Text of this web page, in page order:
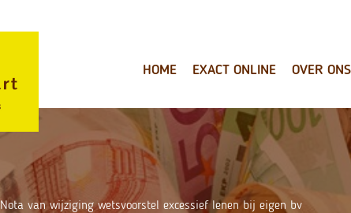
HOME EXACT ONLINE OVER ONS
Nota van wijziging wetsvoorstel excessief lenen bij eigen bv